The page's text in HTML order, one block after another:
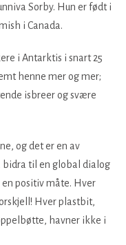
Sorby. Hun er født i
i Canada.
i Antarktis i snart 25
henne mer og mer;
isbreer og svære
og det er en av
bidra til en global dialog
positiv måte. Hver
Hver plastbit,
havner ikke i